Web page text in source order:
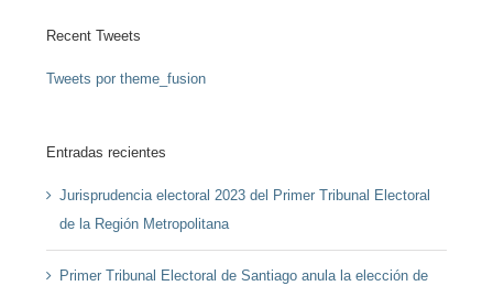
Recent Tweets
Tweets por theme_fusion
Entradas recientes
Jurisprudencia electoral 2023 del Primer Tribunal Electoral
de la Región Metropolitana
Primer Tribunal Electoral de Santiago anula la elección de